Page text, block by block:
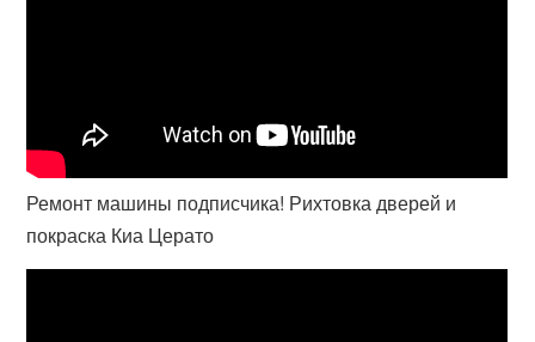
Ремонт машины подписчика! Рихтовка дверей и
покраска Киа Церато